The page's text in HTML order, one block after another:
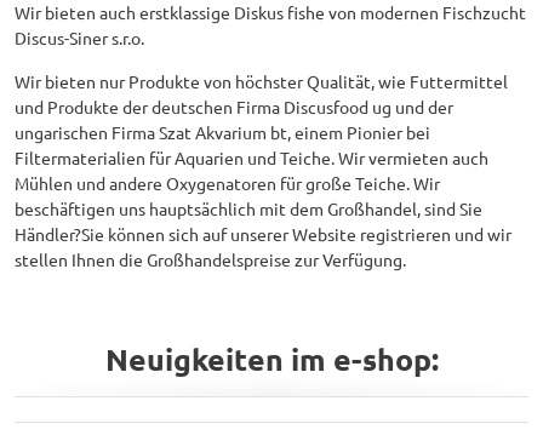
Wir bieten auch erstklassige Diskus fishe von modernen Fischzucht
Discus-Siner s.r.o.
Wir bieten nur Produkte von höchster Qualität, wie Futtermittel
und Produkte der deutschen Firma Discusfood ug und der
ungarischen Firma Szat Akvarium bt, einem Pionier bei
Filtermaterialien für Aquarien und Teiche. Wir vermieten auch
Mühlen und andere Oxygenatoren für große Teiche. Wir
beschäftigen uns hauptsächlich mit dem Großhandel, sind Sie
Händler?Sie können sich auf unserer Website registrieren und wir
stellen Ihnen die Großhandelspreise zur Verfügung.
Neuigkeiten im e-shop: